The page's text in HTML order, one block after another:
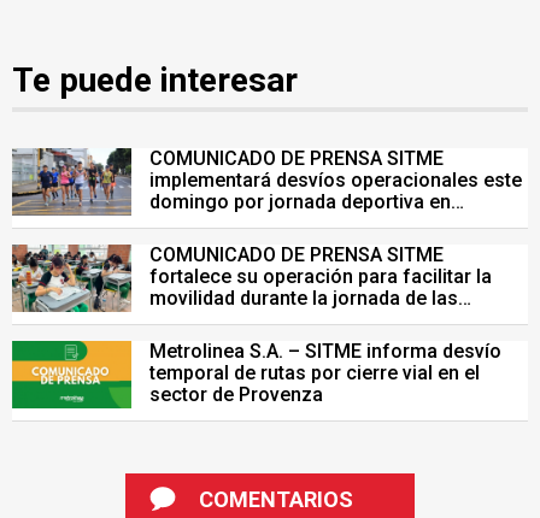
Te puede interesar
COMUNICADO DE PRENSA SITME
implementará desvíos operacionales este
domingo por jornada deportiva en
Bucaramanga
COMUNICADO DE PRENSA SITME
fortalece su operación para facilitar la
movilidad durante la jornada de las
Pruebas Saber del 26 de julio
Metrolinea S.A. – SITME informa desvío
temporal de rutas por cierre vial en el
sector de Provenza
COMENTARIOS